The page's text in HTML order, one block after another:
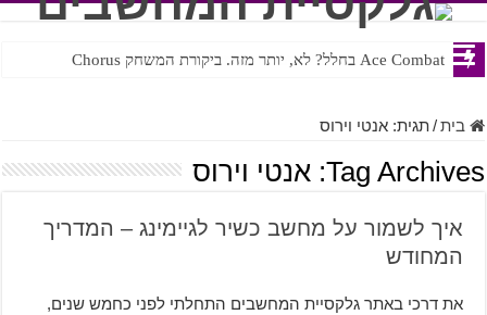
Ace Combat בחלל? לא, יותר מזה. ביקורת המשחק Chorus
Steven Universe והשירים שתורגמו בצורה נוראית לעברית
בית/תגית:אנטי וירוס
Tag Archives: אנטי וירוס
איך לשמור על מחשב כשיר לגיימינג – המדריך
המחודש
את דרכי באתר גלקסיית המחשבים התחלתי לפני כחמש שנים,